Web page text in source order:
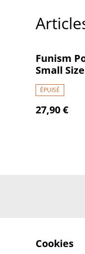
Funism
Small
ÉPUISÉ
27,90 €
Cookies